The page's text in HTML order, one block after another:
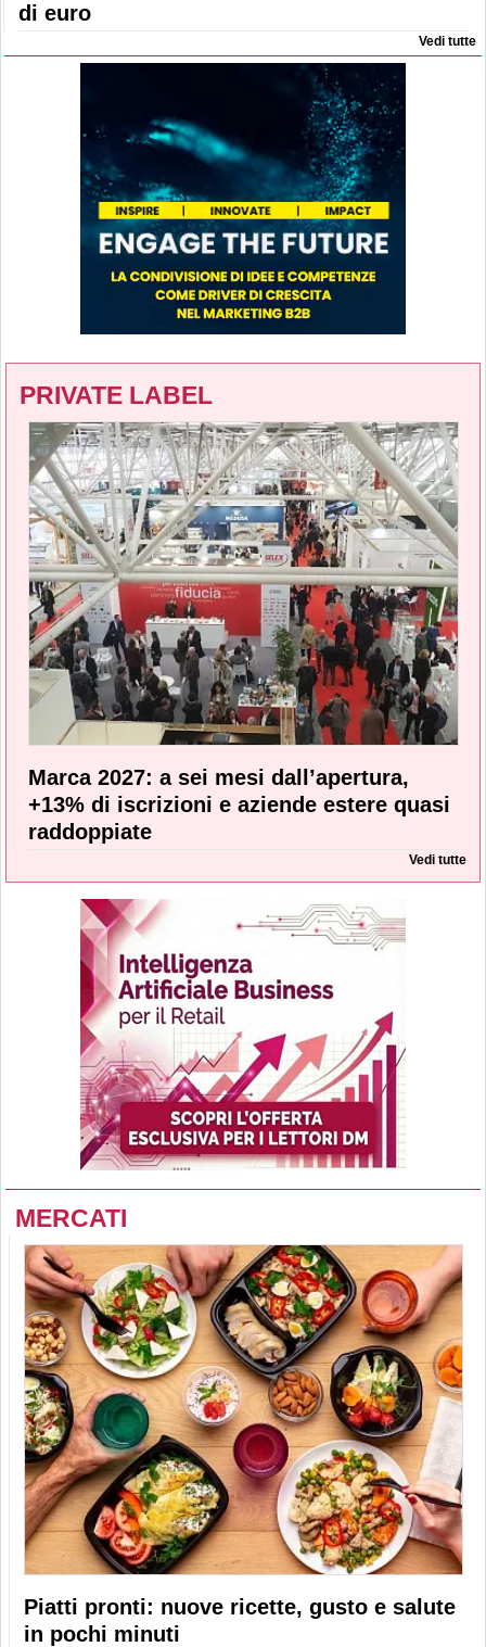
di euro
Vedi tutte
PRIVATE LABEL
Marca 2027: a sei mesi dall’apertura,
+13% di iscrizioni e aziende estere quasi
raddoppiate
Vedi tutte
MERCATI
Piatti pronti: nuove ricette, gusto e salute
in pochi minuti